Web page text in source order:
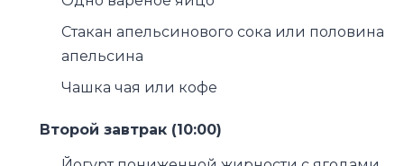
Стакан апельсинового сока или половина
апельсина
Чашка чая или кофе
Второй завтрак (10:00)